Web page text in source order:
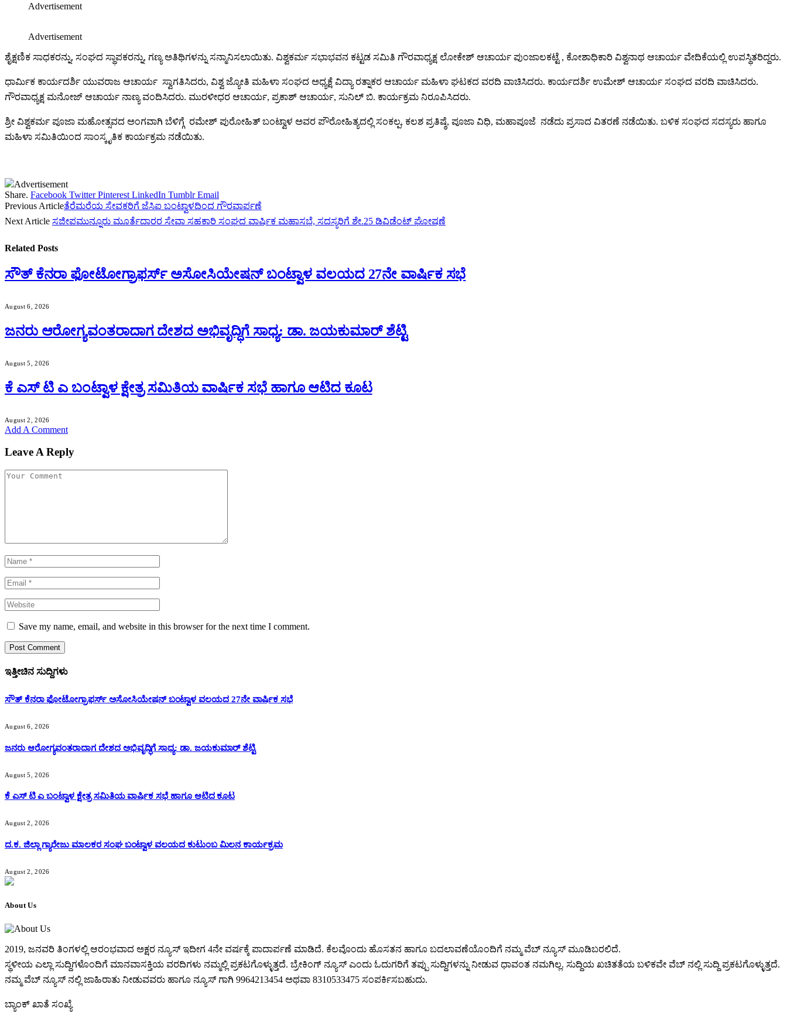
Advertisement
Advertisement
ಶೈಕ್ಷಣಿಕ ಸಾಧಕರನ್ನು, ಸಂಘದ ಸ್ಥಾಪಕರನ್ನು, ಗಣ್ಯ ಅತಿಥಿಗಳನ್ನು ಸನ್ಮಾನಿಸಲಾಯಿತು. ವಿಶ್ವಕರ್ಮ ಸಭಾಭವನ ಕಟ್ಟಡ ಸಮಿತಿ ಗೌರವಾಧ್ಯಕ್ಷ ಲೋಕೇಶ್ ಆಚಾರ್ಯ ಪುಂಜಾಲಕಟ್ಟೆ , ಕೋಶಾಧಿಕಾರಿ ವಿಶ್ವನಾಥ ಆಚಾರ್ಯ ವೇದಿಕೆಯಲ್ಲಿ ಉಪಸ್ಥಿತರಿದ್ದರು.
ಧಾರ್ಮಿಕ ಕಾರ್ಯದರ್ಶಿ ಯುವರಾಜ ಆಚಾರ್ಯ ಸ್ವಾಗತಿಸಿದರು, ವಿಶ್ವ ಜ್ಯೋತಿ ಮಹಿಳಾ ಸಂಘದ ಅಧ್ಯಕ್ಷೆ ವಿದ್ಯಾ ರತ್ನಾಕರ ಆಚಾರ್ಯ ಮಹಿಳಾ ಘಟಕದ ವರದಿ ವಾಚಿಸಿದರು. ಕಾರ್ಯದರ್ಶಿ ಉಮೇಶ್ ಆಚಾರ್ಯ ಸಂಘದ ವರದಿ ವಾಚಿಸಿದರು.
ಗೌರವಾಧ್ಯಕ್ಷ ಮನೋಜ್ ಆಚಾರ್ಯ ನಾಣ್ಯ ವಂದಿಸಿದರು. ಮುರಳೀಧರ ಆಚಾರ್ಯ, ಪ್ರಕಾಶ್ ಆಚಾರ್ಯ, ಸುನಿಲ್ ಬಿ. ಕಾರ್ಯಕ್ರಮ ನಿರೂಪಿಸಿದರು.
ಶ್ರೀ ವಿಶ್ವಕರ್ಮ ಪೂಜಾ ಮಹೋತ್ಸವದ ಅಂಗವಾಗಿ ಬೆಳಿಗ್ಗೆ ರಮೇಶ್ ಪುರೋಹಿತ್ ಬಂಟ್ವಾಳ ಅವರ ಪೌರೋಹಿತ್ಯದಲ್ಲಿ ಸಂಕಲ್ಪ, ಕಲಶ ಪ್ರತಿಷ್ಠೆ, ಪೂಜಾ ವಿಧಿ, ಮಹಾಪೂಜೆ ನಡೆದು ಪ್ರಸಾದ ವಿತರಣೆ ನಡೆಯಿತು. ಬಳಿಕ ಸಂಘದ ಸದಸ್ಯರು ಹಾಗೂ
ಮಹಿಳಾ ಸಮಿತಿಯಿಂದ ಸಾಂಸ್ಕೃತಿಕ ಕಾರ್ಯಕ್ರಮ ನಡೆಯಿತು.
Advertisement
Share. Facebook Twitter Pinterest LinkedIn Tumblr Email
Previous Articleತೆರೆಮರೆಯ ಸೇವಕರಿಗೆ ಜೆಸಿಐ ಬಂಟ್ವಾಳದಿಂದ ಗೌರವಾರ್ಪಣೆ
Next Article ಸಜೀಪಮುನ್ನೂರು ಮೂರ್ತೆದಾರರ ಸೇವಾ ಸಹಕಾರಿ ಸಂಘದ ವಾರ್ಷಿಕ ಮಹಾಸಭೆ, ಸದಸ್ಯರಿಗೆ ಶೇ.25 ಡಿವಿಡೆಂಟ್ ಘೋಷಣೆ
Related Posts
ಸೌತ್ ಕೆನರಾ ಫೋಟೋಗ್ರಾಫರ್ಸ್ ಅಸೋಸಿಯೇಷನ್ ಬಂಟ್ವಾಳ ವಲಯದ 27ನೇ ವಾರ್ಷಿಕ ಸಭೆ
August 6, 2026
ಜನರು ಆರೋಗ್ಯವಂತರಾದಾಗ ದೇಶದ ಅಭಿವೃದ್ಧಿಗೆ ಸಾಧ್ಯ: ಡಾ. ಜಯಕುಮಾರ್ ಶೆಟ್ಟಿ
August 5, 2026
ಕೆ ಎಸ್ ಟಿ ಎ ಬಂಟ್ವಾಳ ಕ್ಷೇತ್ರ ಸಮಿತಿಯ ವಾರ್ಷಿಕ ಸಭೆ ಹಾಗೂ ಆಟಿದ ಕೂಟ
August 2, 2026
Add A Comment
Leave A Reply
Save my name, email, and website in this browser for the next time I comment.
ಇತ್ತೀಚಿನ ಸುದ್ದಿಗಳು
ಸೌತ್ ಕೆನರಾ ಫೋಟೋಗ್ರಾಫರ್ಸ್ ಅಸೋಸಿಯೇಷನ್ ಬಂಟ್ವಾಳ ವಲಯದ 27ನೇ ವಾರ್ಷಿಕ ಸಭೆ
August 6, 2026
ಜನರು ಆರೋಗ್ಯವಂತರಾದಾಗ ದೇಶದ ಅಭಿವೃದ್ಧಿಗೆ ಸಾಧ್ಯ: ಡಾ. ಜಯಕುಮಾರ್ ಶೆಟ್ಟಿ
August 5, 2026
ಕೆ ಎಸ್ ಟಿ ಎ ಬಂಟ್ವಾಳ ಕ್ಷೇತ್ರ ಸಮಿತಿಯ ವಾರ್ಷಿಕ ಸಭೆ ಹಾಗೂ ಆಟಿದ ಕೂಟ
August 2, 2026
ದ.ಕ. ಜಿಲ್ಲಾ ಗ್ಯಾರೇಜು ಮಾಲಕರ ಸಂಘ ಬಂಟ್ವಾಳ ವಲಯದ ಕುಟುಂಬ ಮಿಲನ ಕಾರ್ಯಕ್ರಮ
August 2, 2026
About Us
2019, ಜನವರಿ‌ ತಿಂಗಳಲ್ಲಿ ಆರಂಭವಾದ ಅಕ್ಷರ ನ್ಯೂಸ್ ಇದೀಗ 4ನೇ ವರ್ಷಕ್ಕೆ ಪಾದಾರ್ಪಣೆ ಮಾಡಿದೆ. ಕೆಲವೊಂದು ಹೊಸತನ ಹಾಗೂ ಬದಲಾವಣೆಯೊಂದಿಗೆ ನಮ್ಮ ವೆಬ್ ನ್ಯೂಸ್ ಮೂಡಿಬರಲಿದೆ.
ಸ್ಥಳೀಯ ಎಲ್ಲಾ ಸುದ್ದಿಗಳೊಂದಿಗೆ ಮಾನವಾಸಕ್ತಿಯ ವರದಿಗಳು ನಮ್ಮಲ್ಲಿ ಪ್ರಕಟಗೊಳ್ಳುತ್ತದೆ. ಬ್ರೇಕಿಂಗ್ ನ್ಯೂಸ್ ಎಂದು ಓದುಗರಿಗೆ ತಪ್ಪು ಸುದ್ದಿಗಳನ್ನು ನೀಡುವ ಧಾವಂತ ನಮಗಿಲ್ಲ. ಸುದ್ದಿಯ ಖಚಿತತೆಯ ಬಳಿಕವೇ ವೆಬ್ ನಲ್ಲಿ ಸುದ್ದಿ ಪ್ರಕಟಗೊಳ್ಳುತ್ತದೆ.
ನಮ್ಮ ವೆಬ್ ನ್ಯೂಸ್ ನಲ್ಲಿ ಜಾಹಿರಾತು ನೀಡುವವರು ಹಾಗೂ ನ್ಯೂಸ್ ಗಾಗಿ 9964213454 ಅಥವಾ 8310533475 ಸಂಪರ್ಕಿಸಬಹುದು.
ಬ್ಯಾಂಕ್ ಖಾತೆ ಸಂಖ್ಯೆ